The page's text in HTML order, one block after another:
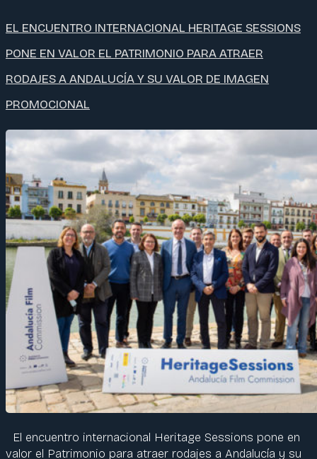
EL ENCUENTRO INTERNACIONAL HERITAGE SESSIONS
PONE EN VALOR EL PATRIMONIO PARA ATRAER
RODAJES A ANDALUCÍA Y SU VALOR DE IMAGEN
PROMOCIONAL
El encuentro internacional Heritage Sessions pone en
valor el Patrimonio para atraer rodajes a Andalucía y su